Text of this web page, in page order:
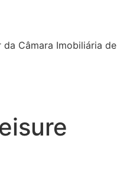
Câmara Imobiliária de